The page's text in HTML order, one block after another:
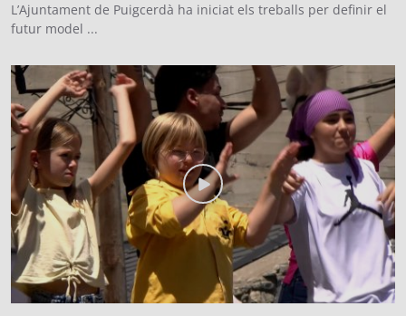
L’Ajuntament de Puigcerdà ha iniciat els treballs per definir el
futur model ...